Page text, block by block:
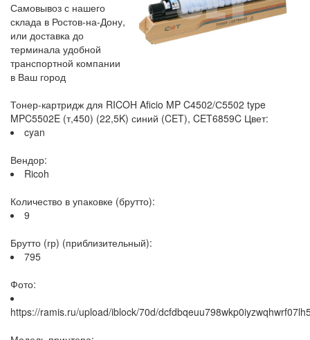
Самовывоз с нашего
склада в Ростов-на-Дону,
или доставка до
терминала удобной
транспортной компании
в Ваш город
Тонер-картридж для RICOH Aficio MP C4502/С5502 type
MPC5502E (т,450) (22,5K) синий (CET), CET6859C Цвет:
cyan
Вендор:
Ricoh
Количество в упаковке (брутто):
9
Брутто (гр) (приблизительный):
795
Фото:
https://ramis.ru/upload/iblock/70d/